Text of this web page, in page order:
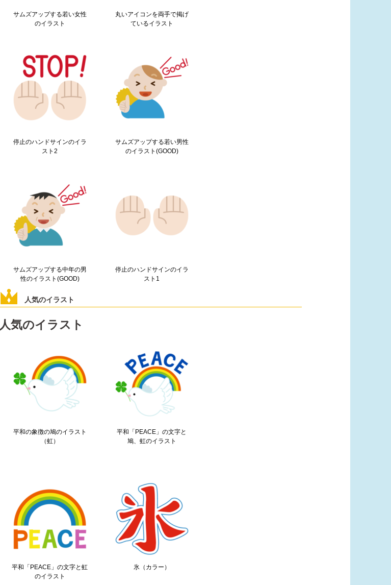
サムズアップする若い女性
のイラスト
丸いアイコンを両手で掲げ
ているイラスト
停止のハンドサインのイラ
スト2
サムズアップする若い男性
のイラスト(GOOD)
サムズアップする中年の男
性のイラスト(GOOD)
停止のハンドサインのイラ
スト1
人気のイラスト
人気のイラスト
平和の象徴の鳩のイラスト
（虹）
平和「PEACE」の文字と
鳩、虹のイラスト
平和「PEACE」の文字と虹
のイラスト
氷（カラー）